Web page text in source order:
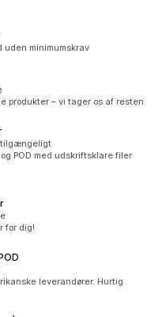
uden minimumskrav
produkter – vi tager os af resten.
tilgængeligt
POD med udskriftsklare filer
for dig!
leverandører. Hurtig